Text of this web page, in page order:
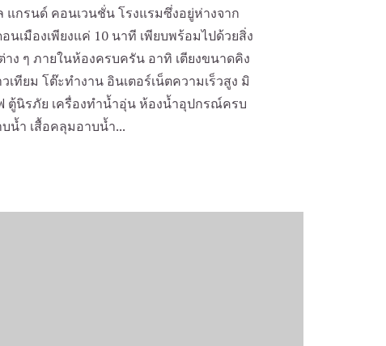
แกรนด์ คอนเวนชั่น โรงแรมซึ่งอยู่ห่างจาก
เมืองเพียงแค่ 10 นาที เพียบพร้อมไปด้วยสิ่ง
ง ๆ ภายในห้องครบครัน อาทิ เตียงขนาดคิง
ทียม โต๊ะทำงาน อินเตอร์เน็ตความเร็วสูง มิ
ตู้นิรภัย เครื่องทำน้ำอุ่น ห้องน้ำอุปกรณ์ครบ
น้ำ เสื้อคลุมอาบน้ำ...